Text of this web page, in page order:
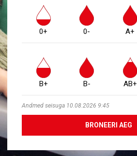
0+ 0- A+
B+ B- AB+
Andmed seisuga 10.08.2026 9:45
BRONEERI AEG